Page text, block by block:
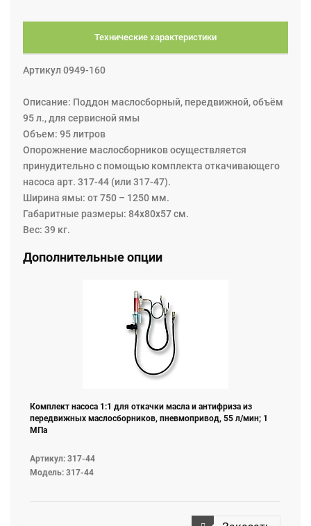
Не используйте для сбора легковоспламеняющихся или
Технические характеристики
Артикул 0949-160
Описание: Поддон маслосборный, передвижной, объём
95 л., для сервисной ямы
Объем: 95 литров
Опорожнение маслосборников осуществляется
принудительно с помощью комплекта откачивающего
насоса арт. 317-44 (или 317-47).
Ширина ямы: от 750 – 1250 мм.
Габаритные размеры: 84х80х57 см.
Вес: 39 кг.
Дополнительные опции
Комплект насоса 1:1 для откачки масла и антифриза из
передвижных маслосборников, пневмопривод, 55 л/мин; 1
МПа
Артикул: 317-44
Модель: 317-44